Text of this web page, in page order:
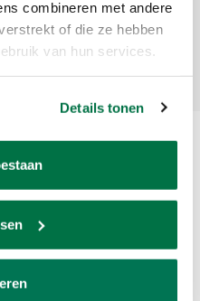
combineren met andere
of die ze hebben
van hun services.
Details tonen
Abonneer
vakmanschap en service.